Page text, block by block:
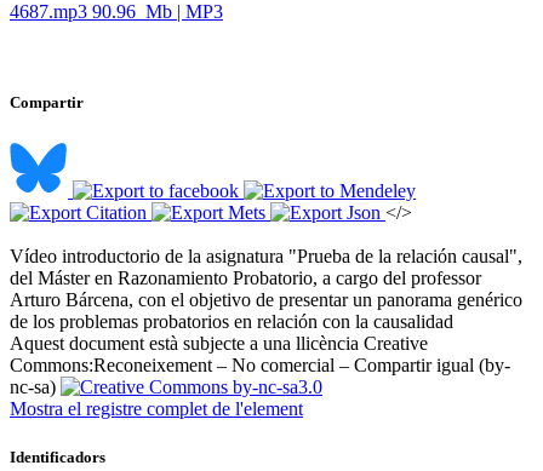
4687.mp3 90.96 Mb | MP3
Compartir
</>
Vídeo introductorio de la asignatura "Prueba de la relación causal",
del Máster en Razonamiento Probatorio, a cargo del professor
Arturo Bárcena, con el objetivo de presentar un panorama genérico
de los problemas probatorios en relación con la causalidad ​
Aquest document està subjecte a una llicència Creative
Commons:Reconeixement – No comercial – Compartir igual (by-
nc-sa)
Mostra el registre complet de l'element
Identificadors